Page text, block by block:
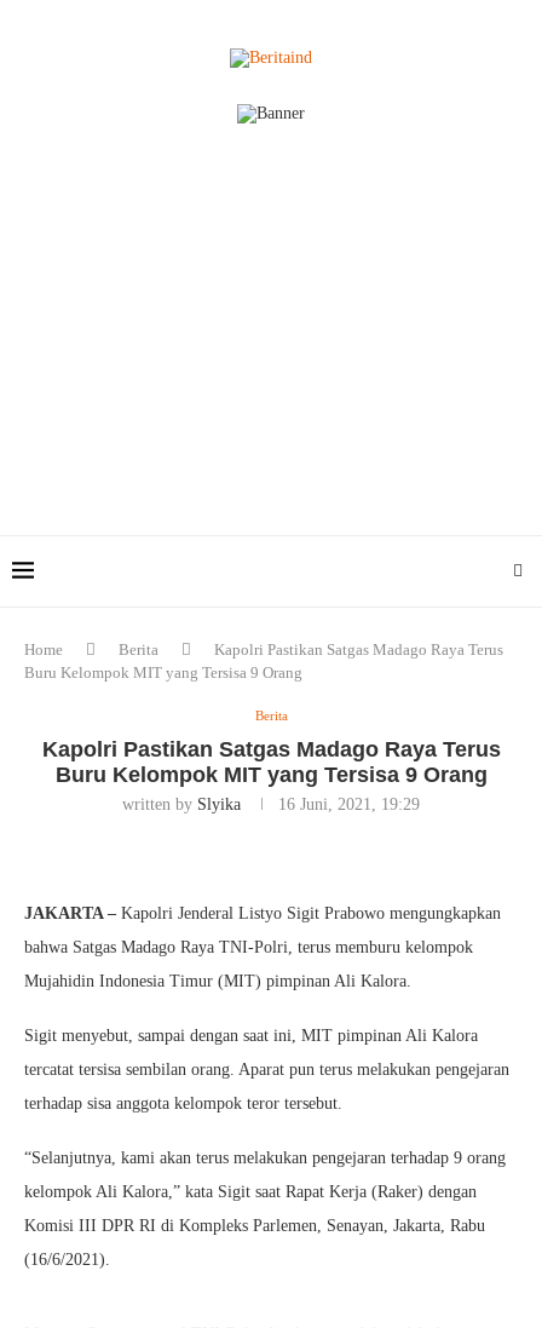
Home Berita
Kapolri Pastikan Satgas Madago Raya Terus
Buru Kelompok MIT yang Tersisa 9 Orang
Berita
Kapolri Pastikan Satgas Madago Raya Terus
Buru Kelompok MIT yang Tersisa 9 Orang
written by Slyika 16 Juni, 2021, 19:29
JAKARTA – Kapolri Jenderal Listyo Sigit Prabowo mengungkapkan
bahwa Satgas Madago Raya TNI-Polri, terus memburu kelompok
Mujahidin Indonesia Timur (MIT) pimpinan Ali Kalora.
Sigit menyebut, sampai dengan saat ini, MIT pimpinan Ali Kalora
tercatat tersisa sembilan orang. Aparat pun terus melakukan pengejaran
terhadap sisa anggota kelompok teror tersebut.
“Selanjutnya, kami akan terus melakukan pengejaran terhadap 9 orang
kelompok Ali Kalora,” kata Sigit saat Rapat Kerja (Raker) dengan
Komisi III DPR RI di Kompleks Parlemen, Senayan, Jakarta, Rabu
(16/6/2021).